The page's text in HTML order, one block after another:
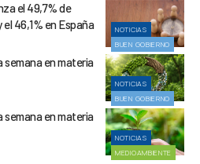
NOTICIAS
BUEN GOBIERNO
el 49,7% de
46,1% en España
NOTICIAS
BUEN GOBIERNO
semana en materia
NOTICIAS
MEDIOAMBIENTE
semana en materia